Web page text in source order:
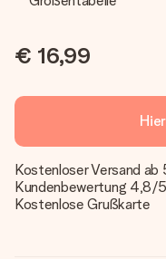
€ 16,99
Kostenloser Versand
Kundenbewertung 4,8/5
Kostenlose Grußkarte